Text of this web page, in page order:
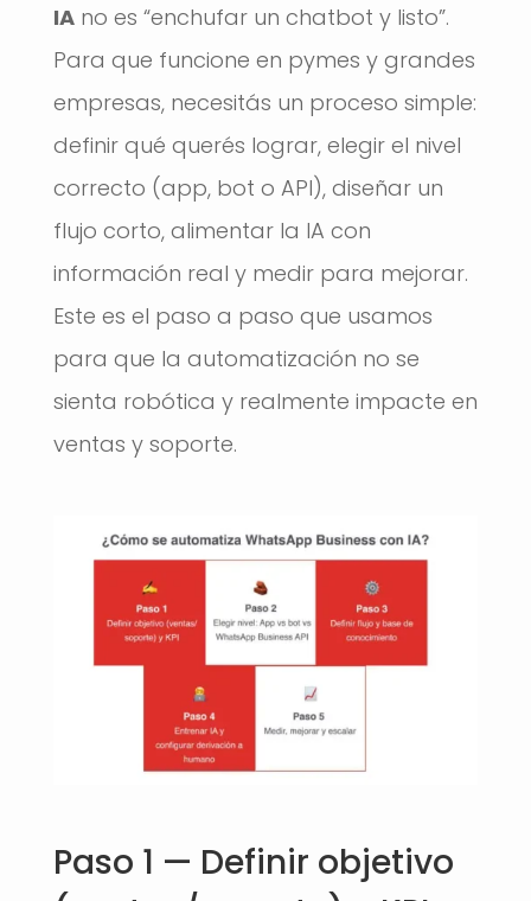
IAno es “enchufar un chatbot y listo”.
Para que funcione en pymes y grandes
empresas, necesitás un proceso simple:
definir qué querés lograr, elegir el nivel
correcto (app, bot o API), diseñar un
flujo corto, alimentar la IA con
información real y medir para mejorar.
Este es el paso a paso que usamos
para que la automatización no se
sienta robótica y realmente impacte en
ventas y soporte.
Paso 1 — Definir objetivo